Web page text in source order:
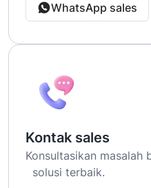
WhatsApp sales
Kontak sales
Konsultasikan masalah
solusi terbaik.